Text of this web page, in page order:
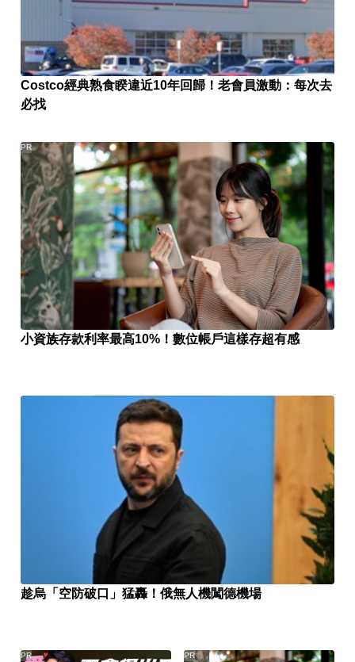
Costco經典熟食睽違近10年回歸！老會員激動：每次去
必找
小資族存款利率最高10%！數位帳戶這樣存超有感
PR
趁烏「空防破口」猛轟！俄無人機闖德機場
PR PR